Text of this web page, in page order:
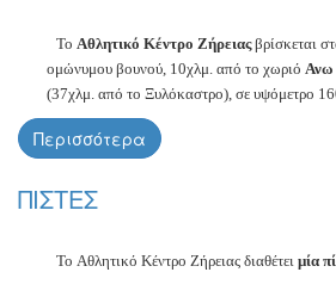
Το Αθλητικό Κέντρο Ζήρειαςβρίσκεται
ομώνυμου βουνού, 10χλμ. από το χωριό Ανω
(37χλμ. από το Ξυλόκαστρο), σε υψόμετρο
εύκολη πίστα και ένα μικρό Σαλέ, όπου
δραστηριότητες ορεινής αναψυχής και
Ζήρειας (Κυλλήνης) και σε πολλές τοποθεσίες
προορισμός με πολλές υποδομές φιλοξενίας
Περισσότερα
ΠΙΣΤΕΣ
Το Αθλητικό Κέντρο Ζήρειας διαθέτει μία